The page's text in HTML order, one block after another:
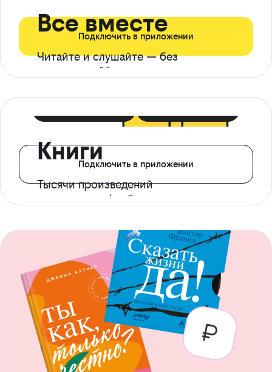
Все вместе
Читайте и слушайте — без
ограничений*
Подключить в приложении
Книги
Тысячи произведений
с доступом офлайн
Подключить в приложении